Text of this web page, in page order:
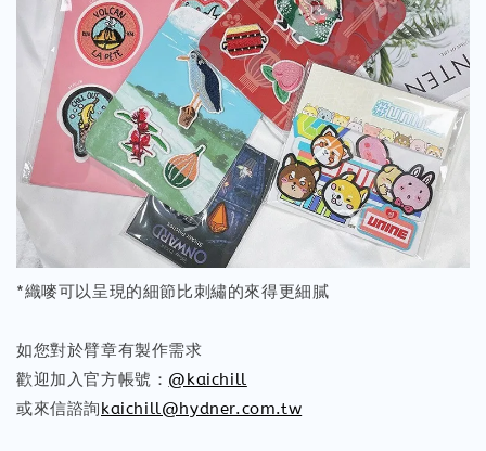
*織嘜可以呈現的細節比刺繡的來得更細膩
如您對於臂章有製作需求
歡迎加入官方帳號： @kaichill
或來信諮詢kaichill@hydner.com.tw